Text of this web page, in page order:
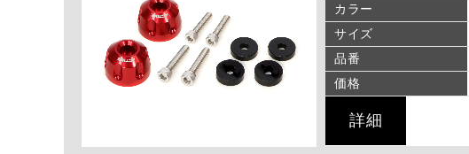
カラー
サイズ
品番
価格
詳細